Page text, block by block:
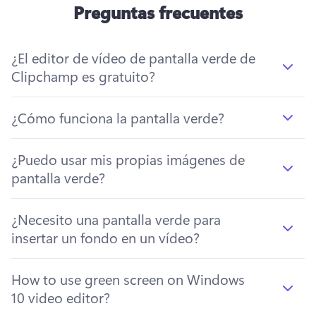
Preguntas frecuentes
¿El editor de vídeo de pantalla verde de
Clipchamp es gratuito?
¿Cómo funciona la pantalla verde?
¿Puedo usar mis propias imágenes de
pantalla verde?
¿Necesito una pantalla verde para
insertar un fondo en un vídeo?
How to use green screen on Windows
10 video editor?